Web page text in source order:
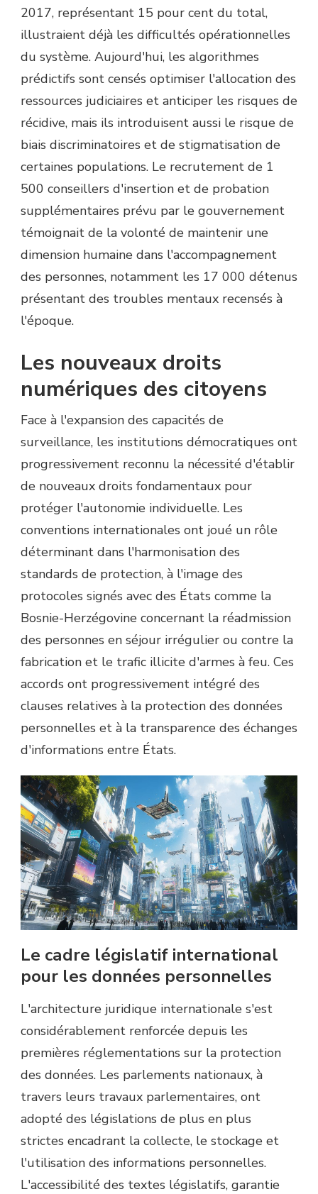
2017, représentant 15 pour cent du total,
illustraient déjà les difficultés opérationnelles
du système. Aujourd'hui, les algorithmes
prédictifs sont censés optimiser l'allocation des
ressources judiciaires et anticiper les risques de
récidive, mais ils introduisent aussi le risque de
biais discriminatoires et de stigmatisation de
certaines populations. Le recrutement de 1
500 conseillers d'insertion et de probation
supplémentaires prévu par le gouvernement
témoignait de la volonté de maintenir une
dimension humaine dans l'accompagnement
des personnes, notamment les 17 000 détenus
présentant des troubles mentaux recensés à
l'époque.
Les nouveaux droits
numériques des citoyens
Face à l'expansion des capacités de
surveillance, les institutions démocratiques ont
progressivement reconnu la nécessité d'établir
de nouveaux droits fondamentaux pour
protéger l'autonomie individuelle. Les
conventions internationales ont joué un rôle
déterminant dans l'harmonisation des
standards de protection, à l'image des
protocoles signés avec des États comme la
Bosnie-Herzégovine concernant la réadmission
des personnes en séjour irrégulier ou contre la
fabrication et le trafic illicite d'armes à feu. Ces
accords ont progressivement intégré des
clauses relatives à la protection des données
personnelles et à la transparence des échanges
d'informations entre États.
Le cadre législatif international
pour les données personnelles
L'architecture juridique internationale s'est
considérablement renforcée depuis les
premières réglementations sur la protection
des données. Les parlements nationaux, à
travers leurs travaux parlementaires, ont
adopté des législations de plus en plus
strictes encadrant la collecte, le stockage et
l'utilisation des informations personnelles.
L'accessibilité des textes législatifs, garantie